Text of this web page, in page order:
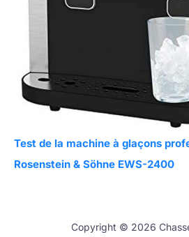
Test de la machine à glaçons
Rosenstein & Söhne EWS-2400
Copyright © 2026